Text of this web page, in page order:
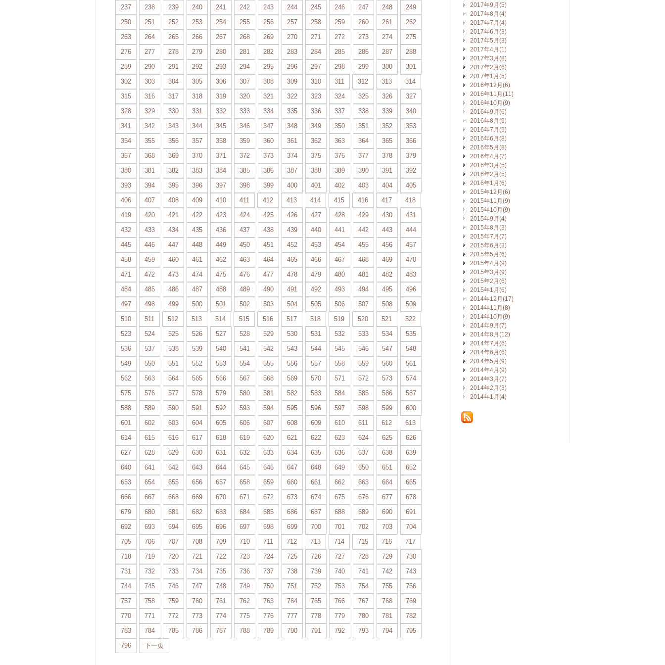
237
238 239 240 241 242 243 244 245 246 247 248
249
250
251 252 253 254 255 256 257 258 259 260 261
262
263
264 265 266 267 268 269 270 271 272 273 274
275
276
277 278 279 280 281 282 283 284 285 286 287
288
289
290 291 292 293 294 295 296 297 298 299 300
301
302
303 304 305 306 307 308 309 310 311 312 313
314
315
316 317 318 319 320 321 322 323 324 325 326
327
328
329 330 331 332 333 334 335 336 337 338 339
340
341
342 343 344 345 346 347 348 349 350 351 352
353
354
355 356 357 358 359 360 361 362 363 364 365
366
367
368 369 370 371 372 373 374 375 376 377 378
379
380
381 382 383 384 385 386 387 388 389 390 391
392
393
394 395 396 397 398 399 400 401 402 403 404
405
406
407 408 409 410 411 412 413 414 415 416 417
418
419
420 421 422 423 424 425 426 427 428 429 430
431
432
433 434 435 436 437 438 439 440 441 442 443
444
445
446 447 448 449 450 451 452 453 454 455 456
457
458
459 460 461 462 463 464 465 466 467 468 469
470
471
472 473 474 475 476 477 478 479 480 481 482
483
484
485 486 487 488 489 490 491 492 493 494 495
496
497
498 499 500 501 502 503 504 505 506 507 508
509
510
511 512 513 514 515 516 517 518 519 520 521
522
523
524 525 526 527 528 529 530 531 532 533 534
535
536
537 538 539 540 541 542 543 544 545 546 547
548
549
550 551 552 553 554 555 556 557 558 559 560
561
562
563 564 565 566 567 568 569 570 571 572 573
574
575
576 577 578 579 580 581 582 583 584 585 586
587
588
589 590 591 592 593 594 595 596 597 598 599
600
601
602 603 604 605 606 607 608 609 610 611 612
613
614
615 616 617 618 619 620 621 622 623 624 625
626
627
628 629 630 631 632 633 634 635 636 637 638
639
640
641 642 643 644 645 646 647 648 649 650 651
652
653
654 655 656 657 658 659 660 661 662 663 664
665
666
667 668 669 670 671 672 673 674 675 676 677
678
679
680 681 682 683 684 685 686 687 688 689 690
691
692
693 694 695 696 697 698 699 700 701 702 703
704
705
706 707 708 709 710 711 712 713 714 715 716
717
718
719 720 721 722 723 724 725 726 727 728 729
730
731
732 733 734 735 736 737 738 739 740 741 742
743
744
745 746 747 748 749 750 751 752 753 754 755
756
757
758 759 760 761 762 763 764 765 766 767 768
769
770
771 772 773 774 775 776 777 778 779 780 781
782
783
784 785 786 787 788 789 790 791 792 793 794
795
796
下一页
2017年9月(5)
2017年8月(4)
2017年7月(4)
2017年6月(3)
2017年5月(3)
2017年4月(1)
2017年3月(8)
2017年2月(6)
2017年1月(5)
2016年12月(6)
2016年11月(11)
2016年10月(9)
2016年9月(6)
2016年8月(9)
2016年7月(5)
2016年6月(8)
2016年5月(8)
2016年4月(7)
2016年3月(5)
2016年2月(5)
2016年1月(6)
2015年12月(6)
2015年11月(9)
2015年10月(9)
2015年9月(4)
2015年8月(3)
2015年7月(7)
2015年6月(3)
2015年5月(6)
2015年4月(9)
2015年3月(9)
2015年2月(6)
2015年1月(6)
2014年12月(17)
2014年11月(8)
2014年10月(9)
2014年9月(7)
2014年8月(12)
2014年7月(6)
2014年6月(6)
2014年5月(9)
2014年4月(9)
2014年3月(7)
2014年2月(3)
2014年1月(4)